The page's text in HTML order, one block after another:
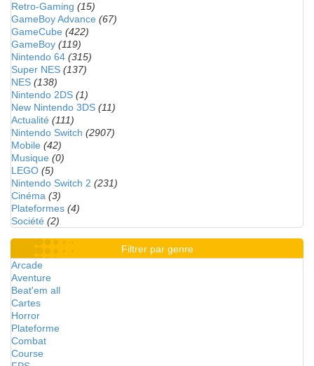
Retro-Gaming (15)
GameBoy Advance (67)
GameCube (422)
GameBoy (119)
Nintendo 64 (315)
Super NES (137)
NES (138)
Nintendo 2DS (1)
New Nintendo 3DS (11)
Actualité (111)
Nintendo Switch (2907)
Mobile (42)
Musique (0)
LEGO (5)
Nintendo Switch 2 (231)
Cinéma (3)
Plateformes (4)
Société (2)
Filtrer par genre
Arcade
Aventure
Beat'em all
Cartes
Horror
Plateforme
Combat
Course